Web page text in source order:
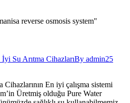
reverse osmosis system"
Su Arıtma CihazlarıBy admin25
Cihazlarının En iyi çalışma sistemi
Üretmiş olduğu Pure Water